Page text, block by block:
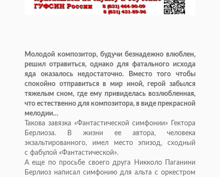
Молодой композитор, будучи безнадежно влюблен,
решил отравиться, однако для фатального исхода
яда оказалось недостаточно. Вместо того чтобы
спокойно отправиться в
мир иной, герой забылся
тяжелым сном, где ему привиделась возлюбленная,
что естественно для композитора, в виде прекрасной
мелодии…
Такова завязка «Фантастической симфонии» Гектора
Берлиоза. В
жизни ее
автора, человека
экзальтированного, имел место эпизод, сходный
с фабулой «Фантастической».
А еще по просьбе своего друга Никколо Паганини
Берлиоз написал симфонию для альта с оркестром